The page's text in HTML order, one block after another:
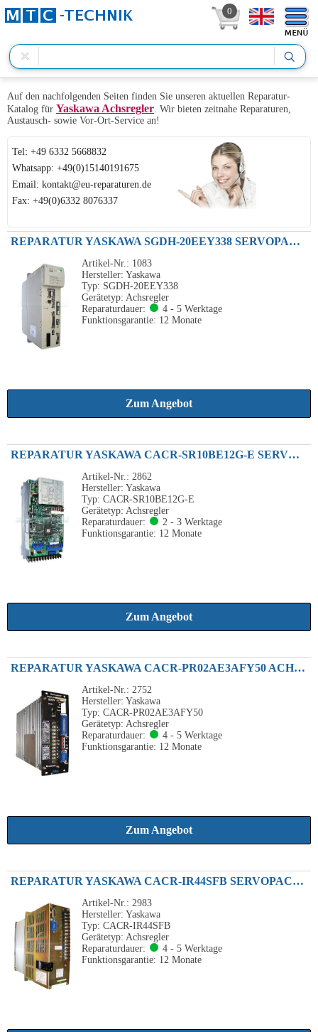
0
Auf den nachfolgenden Seiten finden Sie unseren aktuellen Reparatur-
Katalog für Yaskawa Achsregler. Wir bieten zeitnahe Reparaturen,
Austausch- sowie Vor-Ort-Service an!
Tel: +49 6332 5668832
Whatsapp: +49(0)15140191675
Email: kontakt@eu-reparaturen.de
Fax: +49(0)6332 8076337
REPARATUR YASKAWA SGDH-20EEY338 SERVOPACK 2.0KW 230VAC
Artikel-Nr.: 1083
Hersteller: Yaskawa
Typ: SGDH-20EEY338
Gerätetyp: Achsregler
Reparaturdauer:
4 - 5 Werktage
Funktionsgarantie: 12 Monate
Zum Angebot
REPARATUR YASKAWA CACR-SR10BE12G-E SERVOPACK ACHSVERSTÄRKER 1.0KW 200VAC
Artikel-Nr.: 2862
Hersteller: Yaskawa
Typ: CACR-SR10BE12G-E
Gerätetyp: Achsregler
Reparaturdauer:
2 - 3 Werktage
Funktionsgarantie: 12 Monate
Zum Angebot
REPARATUR YASKAWA CACR-PR02AE3AFY50 ACHSVERSTÄRKER 200W 200VAC
Artikel-Nr.: 2752
Hersteller: Yaskawa
Typ: CACR-PR02AE3AFY50
Gerätetyp: Achsregler
Reparaturdauer:
4 - 5 Werktage
Funktionsgarantie: 12 Monate
Zum Angebot
REPARATUR YASKAWA CACR-IR44SFB SERVOPACK 4.4KW 230VAC
Artikel-Nr.: 2983
Hersteller: Yaskawa
Typ: CACR-IR44SFB
Gerätetyp: Achsregler
Reparaturdauer:
4 - 5 Werktage
Funktionsgarantie: 12 Monate